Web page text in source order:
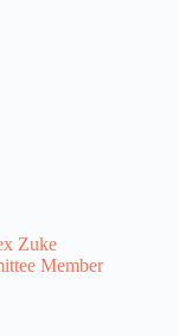
Zuke
Member